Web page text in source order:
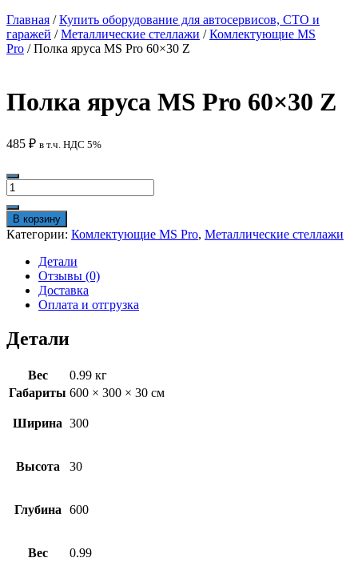
Главная /Купить оборудование для автосервисов, СТО и
гаражей /Металлические стеллажи /Комлектующие MS
Pro / Полка яруса MS Pro 60×30 Z
Полка яруса MS Pro 60×30 Z
485 ₽ в т.ч. НДС 5%
Количество
товара
Полка
яруса
MS
60x30
В корзину
Категории: Комлектующие MS Pro, Металлические стеллажи
Детали
Отзывы (0)
Доставка
Оплата и отгрузка
Детали
Вес
0.99 кг
Габариты 600 × 300 × 30 см
Ширина 300
Высота 30
Глубина 600
Вес 0.99